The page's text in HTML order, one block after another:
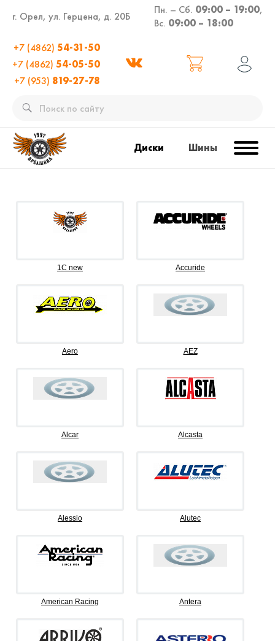
г. Орел, ул. Герцена, д. 20Б
Пн. – Сб. 09:00 – 19:00,
Вс. 09:00 – 18:00
+7 (4862) 54-31-50
+7 (4862) 54-05-50
+7 (953) 819-27-78
Диски Шины
1C new Accuride
Aero AEZ
Alcar Alcasta
Alessio Alutec
American Racing Antera